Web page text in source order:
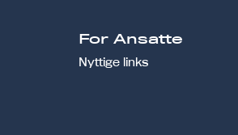
For Ansatte
Nyttige links